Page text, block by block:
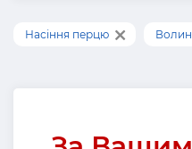
Насіння перцю